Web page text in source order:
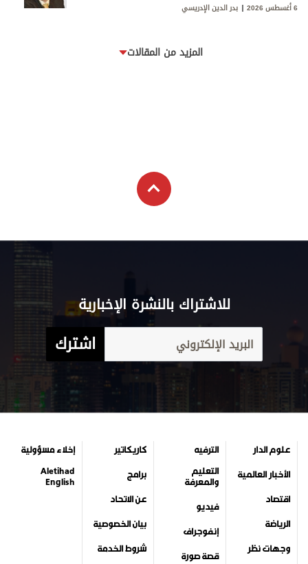
6 أغسطس 2026 بدر الدين الإدريسي
المزيد من المقالات
للاشتراك بالنشرة الإخبارية
اشترك
علوم الدار
الأخبار العالمية
اقتصاد
الرياضة
وجهات نظر
الترفيه
التعليم
والمعرفة
فيديو
إنفوجراف
قصة صورة
كاريكاتير
برامج
عن الاتحاد
بيان الخصوصية
شروط الخدمة
إخلاء مسؤولية
Aletihad
English